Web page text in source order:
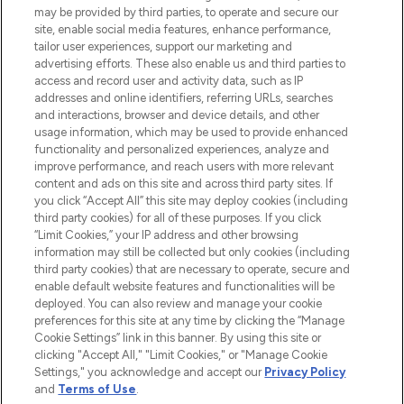
de la peau, des cheveux et de maquillage
de plus de 200 marques prestigieuses.
Faites vos achats en ligne ou via
l’application, avec la livraison offerte dès
55€ d'achat.
Consentement aux cookies
Do Not Sell or Share My Personal
Information
AIDE ET INFORMATIONS
INFORMATIONS GÉNÉRALES
À PROPOS DE LOOKFANTASTIC
may be provided by third parties, to operate and secure our
site, enable social media features, enhance performance,
tailor user experiences, support our marketing and
advertising efforts. These also enable us and third parties to
access and record user and activity data, such as IP
addresses and online identifiers, referring URLs, searches
and interactions, browser and device details, and other
usage information, which may be used to provide enhanced
functionality and personalized experiences, analyze and
improve performance, and reach users with more relevant
content and ads on this site and across third party sites. If
you click “Accept All” this site may deploy cookies (including
third party cookies) for all of these purposes. If you click
“Limit Cookies,” your IP address and other browsing
information may still be collected but only cookies (including
third party cookies) that are necessary to operate, secure and
enable default website features and functionalities will be
deployed. You can also review and manage your cookie
preferences for this site at any time by clicking the “Manage
Cookie Settings” link in this banner. By using this site or
clicking "Accept All," "Limit Cookies," or "Manage Cookie
Settings," you acknowledge and accept our Privacy Policy
and Terms of Use.